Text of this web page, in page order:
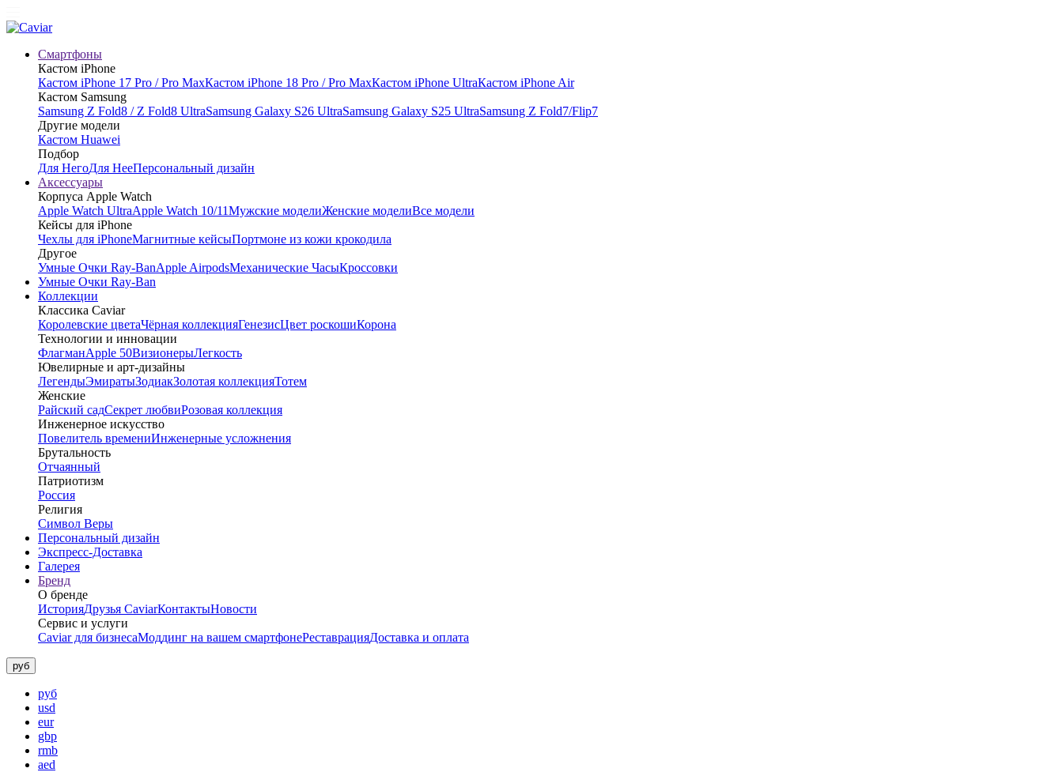
Смартфоны
Кастом iPhone
Кастом iPhone 17 Pro / Pro MaxКастом iPhone 18 Pro / Pro MaxКастом iPhone UltraКастом iPhone Air
Кастом Samsung
Samsung Z Fold8 / Z Fold8 UltraSamsung Galaxy S26 UltraSamsung Galaxy S25 UltraSamsung Z Fold7/Flip7
Другие модели
Кастом Huawei
Подбор
Для НегоДля НееПерсональный дизайн
Аксессуары
Корпуса Apple Watch
Apple Watch UltraApple Watch 10/11Мужские моделиЖенские моделиВсе модели
Кейсы для iPhone
Чехлы для iPhoneМагнитные кейсыПортмоне из кожи крокодила
Другое
Умные Очки Ray-BanApple AirpodsМеханические ЧасыКроссовки
Умные Очки Ray-Ban
Коллекции
Классика Caviar
Королевские цветаЧёрная коллекцияГенезисЦвет роскошиКорона
Технологии и инновации
ФлагманApple 50ВизионерыЛегкость
Ювелирные и арт-дизайны
ЛегендыЭмиратыЗодиакЗолотая коллекцияТотем
Женские
Райский садСекрет любвиРозовая коллекция
Инженерное искусство
Повелитель времениИнженерные усложнения
Брутальность
Отчаянный
Патриотизм
Россия
Религия
Символ Веры
Персональный дизайн
Экспресс-Доставка
Галерея
Бренд
О бренде
ИсторияДрузья CaviarКонтактыНовости
Сервис и услуги
Caviar для бизнесаМоддинг на вашем смартфонеРеставрацияДоставка и оплата
руб
руб
usd
eur
gbp
rmb
aed